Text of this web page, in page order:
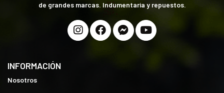
de grandes marcas. Indumentaria y repuestos.
INFORMACIÓN
Nosotros